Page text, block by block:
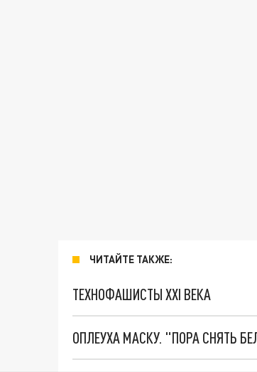
ЧИТАЙТЕ ТАКЖЕ:
ТЕХНОФАШИСТЫ XXI ВЕКА
ОПЛЕУХА МАСКУ. "ПОРА СНЯТЬ